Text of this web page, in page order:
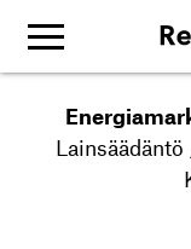
Lainsäädäntö